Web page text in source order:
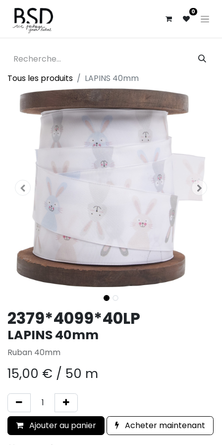
0
Tous les produits LAPINS 40mm
2379*4099*40LP
LAPINS 40mm
Ruban 40mm
15,00 € / 50 m
Ajouter au panier
Acheter maintenant